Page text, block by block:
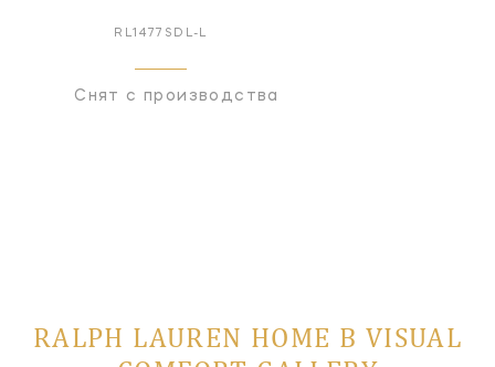
RL1477SDL-L
Снят с производства
RALPH LAUREN HOME В VISUAL